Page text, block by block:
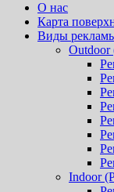
О нас
Карта
Виды
Outdoor
Indoor